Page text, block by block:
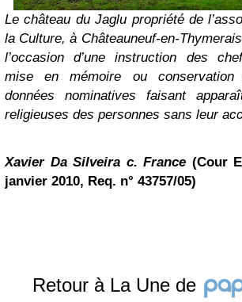
Le château du Jaglu propriété de
la Culture, à Châteauneuf-en-
l’occasion d’une instruction des
mise en mémoire ou conservation
données nominatives faisant
religieuses des personnes sans leur
Xavier Da Silveira c. France (Cour
janvier 2010, Req. n° 43757/05)
Retour à La Une de